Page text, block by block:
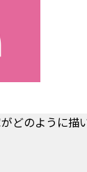
どのように描